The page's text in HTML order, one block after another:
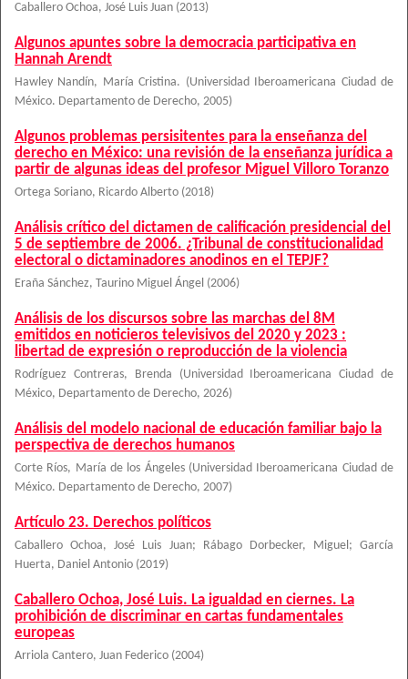
Caballero Ochoa, José Luis Juan (2013)
Algunos apuntes sobre la democracia participativa en
Hannah Arendt
Hawley Nandín, María Cristina. (Universidad Iberoamericana Ciudad de
México. Departamento de Derecho, 2005)
Algunos problemas persisitentes para la enseñanza del
derecho en México: una revisión de la enseñanza jurídica a
partir de algunas ideas del profesor Miguel Villoro Toranzo
Ortega Soriano, Ricardo Alberto (2018)
Análisis crítico del dictamen de calificación presidencial del
5 de septiembre de 2006. ¿Tribunal de constitucionalidad
electoral o dictaminadores anodinos en el TEPJF?
Eraña Sánchez, Taurino Miguel Ángel (2006)
Análisis de los discursos sobre las marchas del 8M
emitidos en noticieros televisivos del 2020 y 2023 :
libertad de expresión o reproducción de la violencia
Rodríguez Contreras, Brenda (Universidad Iberoamericana Ciudad de
México, Departamento de Derecho, 2026)
Análisis del modelo nacional de educación familiar bajo la
perspectiva de derechos humanos
Corte Ríos, María de los Ángeles (Universidad Iberoamericana Ciudad de
México. Departamento de Derecho, 2007)
Artículo 23. Derechos políticos
Caballero Ochoa, José Luis Juan; Rábago Dorbecker, Miguel ; García
Huerta, Daniel Antonio (2019)
Caballero Ochoa, José Luis. La igualdad en ciernes. La
prohibición de discriminar en cartas fundamentales
europeas
Arriola Cantero, Juan Federico (2004)